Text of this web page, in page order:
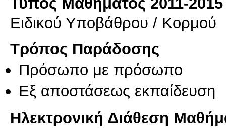
Ειδικού Υποβάθρου / Κορμού
Τρόπος Παράδοσης
Πρόσωπο με πρόσωπο
Eξ απoστάσεως εκπαίδευση
Ηλεκτρονική Διάθεση